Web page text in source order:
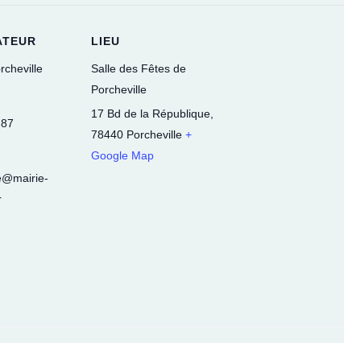
LIEU
Salle des Fêtes de
Porcheville
17 Bd de la République
78440 Porcheville +
Google Map